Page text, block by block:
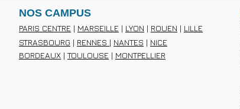
NOS CAMPUS
PARIS CENTRE | MARSEILLE | LYON | ROUEN | LILLE
STRASBOURG | RENNES | NANTES | NICE
BORDEAUX |TOULOUSE | MONTPELLIER